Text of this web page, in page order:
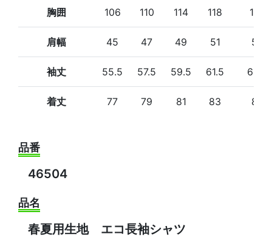
胸囲 106 110 114 118 122
肩幅 45 47 49 51 53
袖丈 55.5 57.5 59.5 61.5 62.5
着丈 77 79 81 83 85
品番
46504
品名
春夏用生地 エコ長袖シャツ